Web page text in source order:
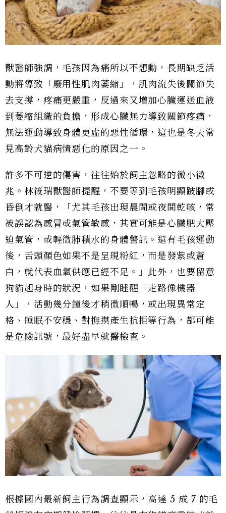
獸醫師強調，毛孩因為痛所以不想動，長期缺乏活
動將導致「廢用性肌肉萎縮」，肌肉流失後關節失
去支撐，疼痛更嚴重，反過來又增加心臟運送血液
到萎縮組織的負擔，形成心臟無力導致關節疼痛，
無法運動導致身體更虛的惡性循環，這也是冬天常
見高齡犬貓病情惡化的原因之一。
許多不可逆的傷害，往往始於飼主忽略的微小徵
兆。林筱瑞獸醫師提醒，不要等到毛孩明顯跛腳或
昏倒才就醫，「尤其毛孩出現晨間或夜間乾咳，常
被誤認為感冒或氣管敏感，其實可能是心臟肥大壓
迫氣管，或輕微肺積水的身體警訊。還有毛孩運動
後，舌頭顏色如果不是呈現粉紅，而是發紫或蒼
白，就代表血氧供應已經不足。」此外，也要留意
狗貓起身時的狀況，如果剛睡醒「走路像機器
人」，活動幾分鐘後才稍微順暢，或出現異常定
格、睡眠不安穩、對撫摸產生抗拒等行為，都可能
是危險訊號，最好盡早就醫檢查。
根據國內最新飼主行為調查顯示，高達 5 成 7 的毛